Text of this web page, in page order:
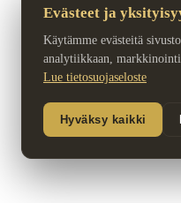
Evästeet ja
Käytämme evästeitä
analytiikkaan,
Lue tietosuojaseloste
Hyväksy kaikki